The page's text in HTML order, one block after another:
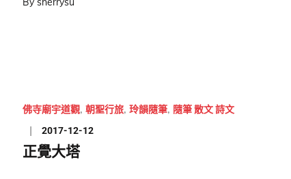
佛寺廟宇道觀 朝聖行旅 玲韻隨筆 隨筆 散文 詩文
Posted
on
2017-12-12
正覺大塔